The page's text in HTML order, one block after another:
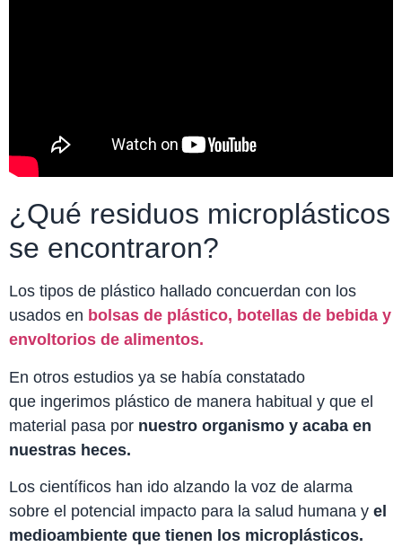
¿Qué residuos microplásticos
se encontraron?
Los tipos de plástico hallado concuerdan con los
usados en bolsas de plástico, botellas de bebida y
envoltorios de alimentos.
En otros estudios ya se había constatado
que ingerimos plástico de manera habitual y que el
material pasa por nuestro organismo y acaba en
nuestras heces.
Los científicos han ido alzando la voz de alarma
sobre el potencial impacto para la salud humana y el
medioambiente que tienen los microplásticos.